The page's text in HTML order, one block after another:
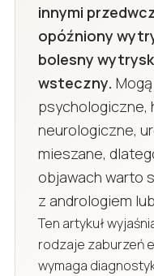
innymi
opóźniony
bolesny
wsteczny.
psychologiczne,
neurologiczne,
mieszane,
objawach warto
z andrologiem
Ten artykuł
rodzaje zaburzeń
wymaga